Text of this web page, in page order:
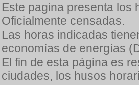
Este pagina presenta los
Oficialmente censadas.
Las horas indicadas
economías de energías
El fin de esta página es
ciudades, los husos